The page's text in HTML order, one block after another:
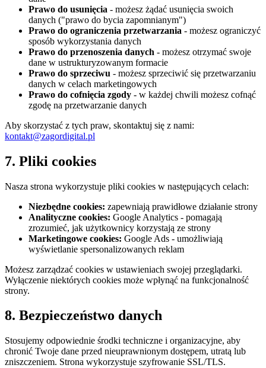
Prawo do usunięcia - możesz żądać usunięcia swoich
danych ("prawo do bycia zapomnianym")
Prawo do ograniczenia przetwarzania - możesz ograniczyć
sposób wykorzystania danych
Prawo do przenoszenia danych - możesz otrzymać swoje
dane w ustrukturyzowanym formacie
Prawo do sprzeciwu - możesz sprzeciwić się przetwarzaniu
danych w celach marketingowych
Prawo do cofnięcia zgody - w każdej chwili możesz cofnąć
zgodę na przetwarzanie danych
Aby skorzystać z tych praw, skontaktuj się z nami:
kontakt@zagordigital.pl
7. Pliki cookies
Nasza strona wykorzystuje pliki cookies w następujących celach:
Niezbędne cookies: zapewniają prawidłowe działanie strony
Analityczne cookies: Google Analytics - pomagają
zrozumieć, jak użytkownicy korzystają ze strony
Marketingowe cookies: Google Ads - umożliwiają
wyświetlanie spersonalizowanych reklam
Możesz zarządzać cookies w ustawieniach swojej przeglądarki.
Wyłączenie niektórych cookies może wpłynąć na funkcjonalność
strony.
8. Bezpieczeństwo danych
Stosujemy odpowiednie środki techniczne i organizacyjne, aby
chronić Twoje dane przed nieuprawnionym dostępem, utratą lub
zniszczeniem. Strona wykorzystuje szyfrowanie SSL/TLS.